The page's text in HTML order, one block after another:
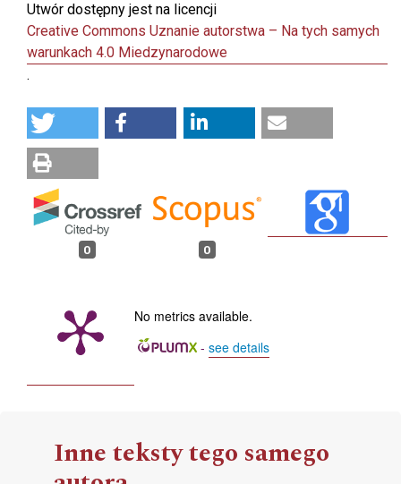
Utwór dostępny jest na licencji
Creative Commons Uznanie autorstwa – Na tych samych
warunkach 4.0 Miedzynarodowe
.
0 0
No metrics available.
- see details
Inne teksty tego samego